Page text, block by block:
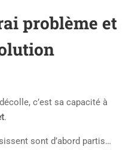
problème et
c’est sa capacité à
.
sont d’abord partis…